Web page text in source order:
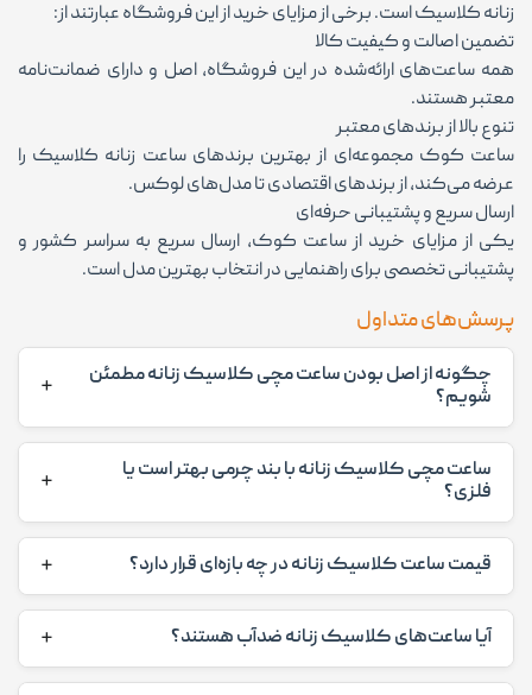
زنانه کلاسیک است. برخی از مزایای خرید از این فروشگاه عبارتند از:
تضمین اصالت و کیفیت کالا
همه ساعت‌های ارائه‌شده در این فروشگاه، اصل و دارای ضمانت‌نامه
معتبر هستند.
تنوع بالا از برندهای معتبر
ساعت کوک مجموعه‌ای از بهترین برندهای ساعت زنانه کلاسیک را
عرضه می‌کند، از برندهای اقتصادی تا مدل‌های لوکس.
ارسال سریع و پشتیبانی حرفه‌ای
یکی از مزایای خرید از ساعت کوک، ارسال سریع به سراسر کشور و
پشتیبانی تخصصی برای راهنمایی در انتخاب بهترین مدل است.
پرسش‌های متداول
چگونه از اصل بودن ساعت مچی کلاسیک زنانه مطمئن
شویم؟
برای اطمینان از اصل بودن ساعت زنانه کلاسیک، بهتر است آن را از
فروشگاه‌های معتبر با ضمانت اصالت کالا تهیه کنید و شماره
سریال آن را بررسی کنید.
ساعت مچی کلاسیک زنانه با بند چرمی بهتر است یا
فلزی؟
بند چرمی برای استایل‌های رسمی و راحتی بیشتر مناسب است، اما
بند فلزی دوام بیشتری دارد و برای استفاده روزمره گزینه خوبی
محسوب می‌شود.
قیمت ساعت کلاسیک زنانه در چه بازه‌ای قرار دارد؟
قیمت این ساعت‌ها بسته به برند و ویژگی‌های آن متفاوت است.
مدل‌های اقتصادی از ۲ تا ۵ میلیون تومان و مدل‌های لوکس
بیش از ۲۰ میلیون تومان قیمت دارند.
آیا ساعت‌های کلاسیک زنانه ضدآب هستند؟
بسیاری از ساعت‌های مچی کلاسیک زنانه در برابر پاشش آب